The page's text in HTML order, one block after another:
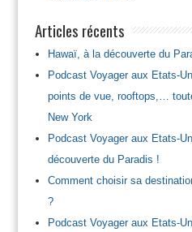
Articles récents
Hawaï, à la découverte du
Podcast Voyager aux Etats-
points de vue, rooftops,…
New York
Podcast Voyager aux Etats-
découverte du Paradis !
Comment choisir sa
?
Podcast Voyager aux Etats-